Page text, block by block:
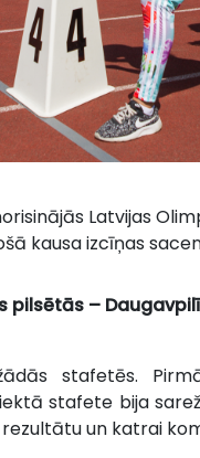
Latvijas
kausa izcīņas
–
stafetēs.
stafete bija
un katrai